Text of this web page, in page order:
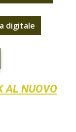
digitale
AL NUOVO